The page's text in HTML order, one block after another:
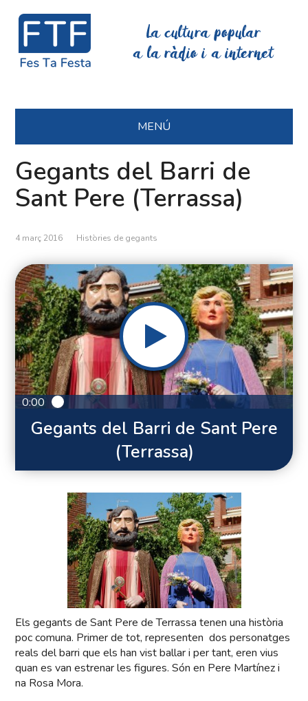
La cultura popular
a la ràdio i a internet
MENÚ
Gegants del Barri de
Sant Pere (Terrassa)
4 març 2016 Històries de gegants
0:00
Gegants del Barri de Sant Pere
(Terrassa)
Els gegants de Sant Pere de Terrassa tenen una història
poc comuna. Primer de tot, representen dos personatges
reals del barri que els han vist ballar i per tant, eren vius
quan es van estrenar les figures. Són en Pere Martínez i
na Rosa Mora.